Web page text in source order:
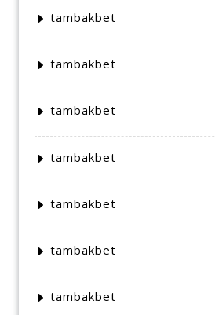
tambakbet
tambakbet
tambakbet
tambakbet
tambakbet
tambakbet
tambakbet